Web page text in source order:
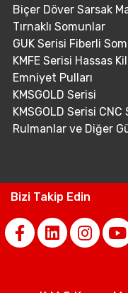
Biçer Döver Sarsak
Tırnaklı Somunlar
GUK Serisi Fiberli
KMFE Serisi Hassas
Emniyet Pulları
KMSGOLD Serisi
KMSGOLD Serisi
Rulmanlar ve Diğer
Bizi Takip Edin